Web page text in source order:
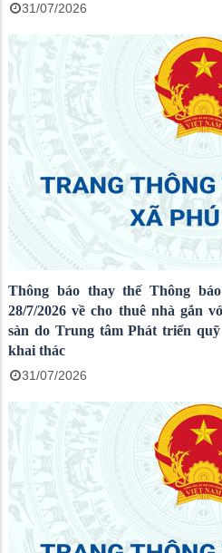
31/07/2026
Thông báo thay thế Thông
28/7/2026 về cho thuê nhà gắn
sàn do Trung tâm Phát triển
khai thác
31/07/2026